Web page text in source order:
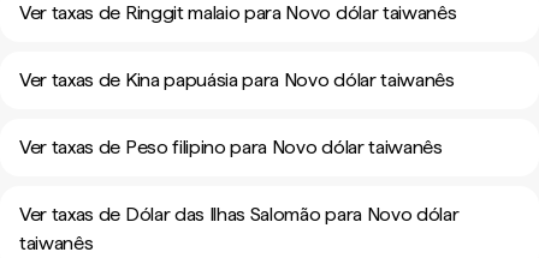
Ver taxas de Ringgit malaio para Novo dólar taiwanês
Ver taxas de Kina papuásia para Novo dólar taiwanês
Ver taxas de Peso filipino para Novo dólar taiwanês
Ver taxas de Dólar das Ilhas Salomão para Novo dólar
taiwanês